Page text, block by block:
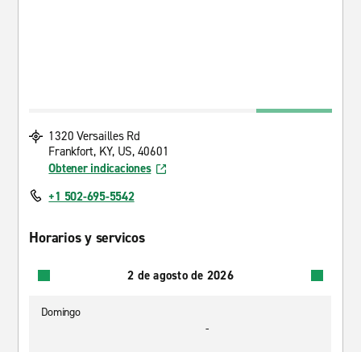
1320 Versailles Rd
Frankfort, KY, US, 40601
Obtener indicaciones
+1 502-695-5542
Horarios y servicos
2 de agosto de 2026
Domingo
-